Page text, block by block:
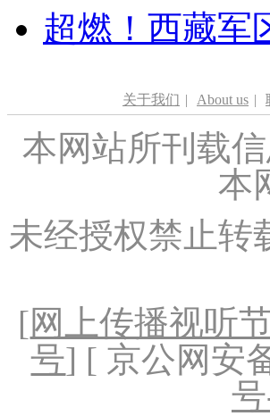
超燃！西藏军
关于我们 | About us |
本网站所刊载
本
未经授权禁止转
[网上传播视听
号] [ 京公网安